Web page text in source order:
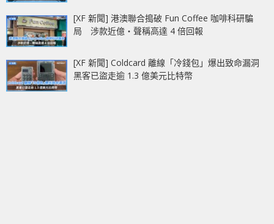
[XF 新聞] 港澳聯合搗破 Fun Coffee 咖啡科研騙
局 涉款近億‧聲稱高達 4 倍回報
[XF 新聞] Coldcard 離線「冷錢包」爆出致命漏洞
黑客已盜走逾 1.3 億美元比特幣